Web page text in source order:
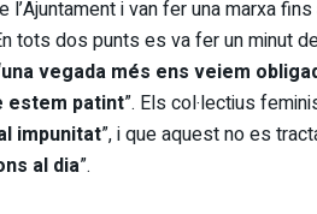
i van fer una marxa
tots dos punts es va fer un minut
una vegada més ens veiem
estem patint”. Els col·lectius
impunitat”, i que aquest no es
al dia”.